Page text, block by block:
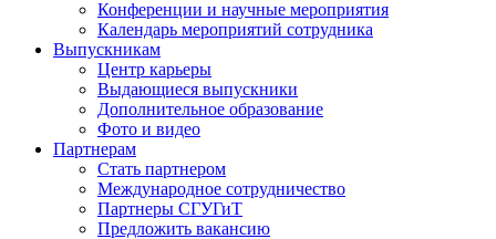
Конференции и научные мероприятия
Календарь мероприятий сотрудника
Выпускникам
Центр карьеры
Выдающиеся выпускники
Дополнительное образование
Фото и видео
Партнерам
Стать партнером
Международное сотрудничество
Партнеры СГУГиТ
Предложить вакансию